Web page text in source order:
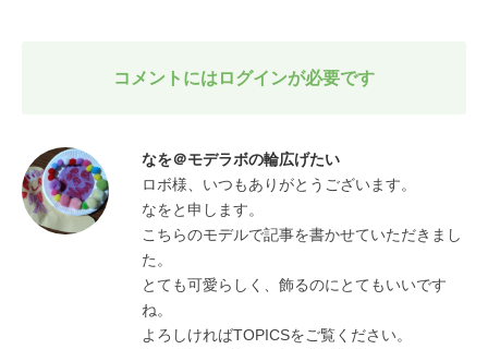
コメントにはログインが必要です
なを＠モデラボの輪広げたい
ロボ様、いつもありがとうございます。
なをと申します。
こちらのモデルで記事を書かせていただきまし
た。
とても可愛らしく、飾るのにとてもいいです
ね。
よろしければTOPICSをご覧ください。